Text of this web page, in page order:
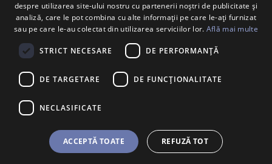
despre utilizarea site-ului nostru cu partenerii noștri de publicitate și
analiză, care le pot combina cu alte informații pe care le-ați furnizat
sau pe care le-au colectat din utilizarea serviciilor lor. Află mai multe
STRICT NECESARE DE PERFORMANȚĂ
DE TARGETARE DE FUNCŢIONALITATE
NECLASIFICATE
ACCEPTĂ TOATE REFUZĂ TOT